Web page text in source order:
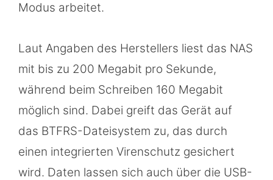
Modus arbeitet.
Laut Angaben des Herstellers liest das NAS
mit bis zu 200 Megabit pro Sekunde,
während beim Schreiben 160 Megabit
möglich sind. Dabei greift das Gerät auf
das BTFRS-Dateisystem zu, das durch
einen integrierten Virenschutz gesichert
wird. Daten lassen sich auch über die USB-